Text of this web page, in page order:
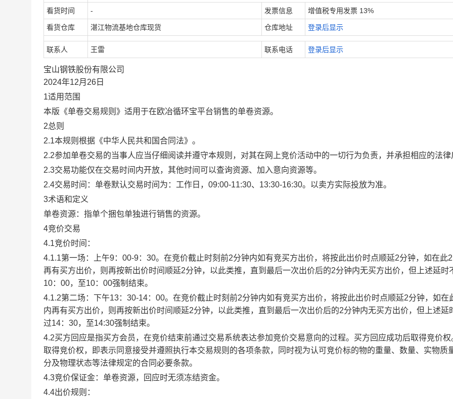
看货时间 - 发票信息 增值税专用发票 13%
看货仓库 湛江物流基地仓库现货 仓库地址 登录后显示
联系人 王雷 联系电话 登录后显示
宝山钢铁股份有限公司
2024年12月26日
1适用范围
本版《单卷交易规则》适用于在欧冶循环宝平台销售的单卷资源。
2总则
2.1本规则根据《中华人民共和国合同法》。
2.2参加单卷交易的当事人应当仔细阅读并遵守本规则，对其在网上竞价活动中的一切行为负责，并承担相应的法律
2.3交易功能仅在交易时间内开放，其他时间可以查询资源、加入意向资源等。
2.4交易时间：单卷默认交易时间为：工作日，09:00-11:30、13:30-16:30。以卖方实际投放为准。
3术语和定义
单卷资源：指单个捆包单独进行销售的资源。
4竞价交易
4.1竞价时间：
4.1.1第一场：上午9：00-9：30。在竞价截止时刻前2分钟内如有竞买方出价，将按此出价时点顺延2分钟，如在此
再有买方出价，则再按新出价时间顺延2分钟，以此类推，直到最后一次出价后的2分钟内无买方出价，但上述延时
10：00，至10：00强制结束。
4.1.2第二场：下午13：30-14：00。在竞价截止时刻前2分钟内如有竞买方出价，将按此出价时点顺延2分钟，如在
内再有买方出价，则再按新出价时间顺延2分钟，以此类推，直到最后一次出价后的2分钟内无买方出价，但上述延
过14：30，至14:30强制结束。
4.2买方回应是指买方会员，在竞价结束前通过交易系统表达参加竞价交易意向的过程。买方回应成功后取得竞价权
取得竞价权，即表示同意接受并遵照执行本交易规则的各项条款，同时视为认可竞价标的物的重量、数量、实物质
分及物理状态等法律规定的合同必要条款。
4.3竞价保证金：单卷资源，回应时无须冻结资金。
4.4出价规则：